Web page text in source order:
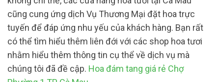
cũng cung ứng dịch Vụ Thương Mại đặt hoa trực
tuyến để đáp ứng nhu yếu của khách hàng. Bạn rất
có thể tìm hiểu thêm liên đới với các shop hoa tươi
nhằm hiểu thêm thông tin cụ thể về dịch vụ mà
chúng tôi đã đề cập. Hoa đám tang giá rẻ Chợ